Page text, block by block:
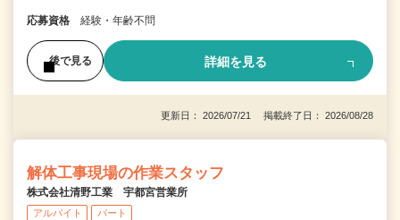
応募資格 経験・年齢不問
後で見る 詳細を見る
更新日： 2026/07/21 掲載終了日： 2026/08/28
解体工事現場の作業スタッフ
株式会社清野工業 宇都宮営業所
アルバイト パート